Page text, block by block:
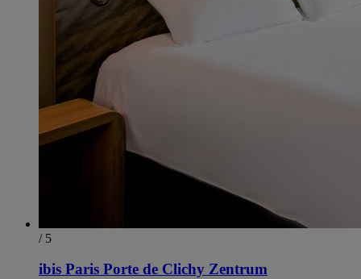
/ 5
ibis Paris Porte de Clichy Zentrum